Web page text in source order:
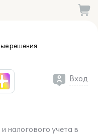
решения
Вход
налогового учета в